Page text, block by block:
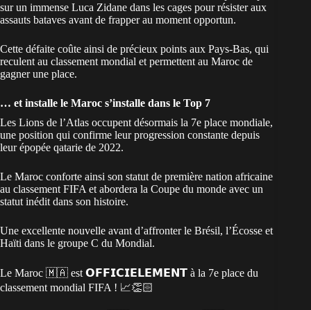
sur un immense Luca Zidane dans les cages pour résister aux
assauts bataves avant de frapper au moment opportun.
Cette défaite coûte ainsi de précieux points aux Pays-Bas, qui
reculent au classement mondial et permettent au Maroc de
gagner une place.
… et installe le Maroc s’installe dans le Top 7
Les Lions de l’Atlas occupent désormais la 7e place mondiale,
une position qui confirme leur progression constante depuis
leur épopée qatarie de 2022.
Le Maroc conforte ainsi son statut de première nation africaine
au classement FIFA et abordera la Coupe du monde avec un
statut inédit dans son histoire.
Une excellente nouvelle avant d’affronter le Brésil, l’Écosse et
Haïti dans le groupe C du Mondial.
Le Maroc 🇲🇦 est 𝗢𝗙𝗙𝗜𝗖𝗜𝗘𝗟𝗘𝗠𝗘𝗡𝗧 à la 7e place du
classement mondial FIFA ! 📈👏🏻